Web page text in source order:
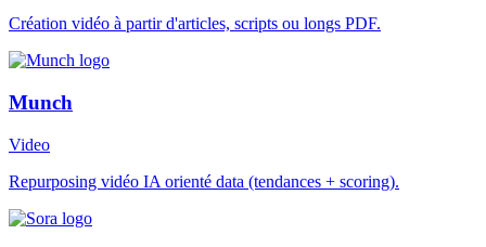
Création vidéo à partir d'articles, scripts ou longs PDF.
Munch
Video
Repurposing vidéo IA orienté data (tendances + scoring).